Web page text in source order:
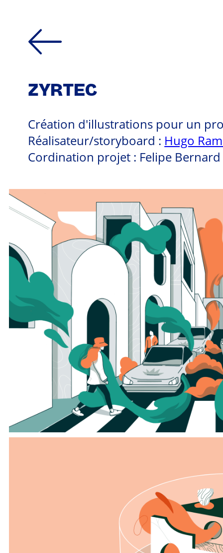
ZYRTEC
Création d'illustrations pour un
Réalisateur/storyboard : Hugo
Cordination projet : Felipe Bernard